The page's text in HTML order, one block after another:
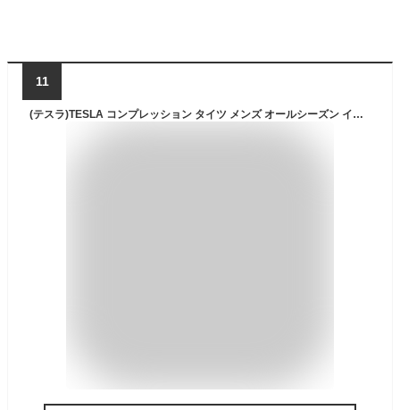
11
(テスラ)TESLA コンプレッション タイツ メンズ オールシーズン インナー スポーツウェア [UVカット・吸汗速乾] コンプレッションパンツ ランニングウェア スポーツ ロングパンツ MUP29/MUP39/MUP49